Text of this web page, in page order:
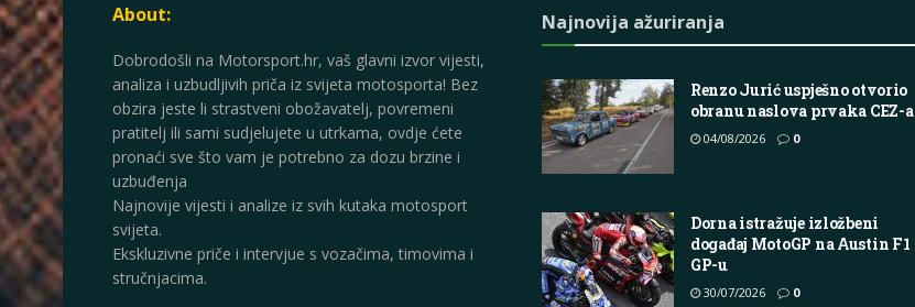
About:
Dobrodošli na Motorsport.hr, vaš glavni izvor vijesti,
analiza i uzbudljivih priča iz svijeta motosporta! Bez
obzira jeste li strastveni obožavatelj, povremeni
pratitelj ili sami sudjelujete u utrkama, ovdje ćete
pronaći sve što vam je potrebno za dozu brzine i
uzbuđenja
Najnovije vijesti i analize iz svih kutaka motosport
svijeta.
Ekskluzivne priče i intervjue s vozačima, timovima i
stručnjacima.
Najnovija ažuriranja
Renzo Jurić uspješno otvorio
obranu naslova prvaka CEZ-a
04/08/2026 0
Dorna istražuje izložbeni
događaj MotoGP na Austin F1
GP-u
30/07/2026 0